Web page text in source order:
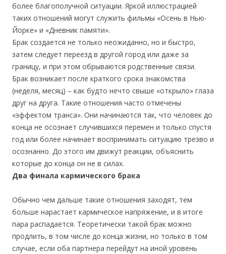
более благополучной ситуации. Яркой иллюстрацией
таких отношений могут служить фильмы «Осень в Нью-
Йорке» и «Дневник памяти».
Брак создается не только неожиданно, но и быстро,
затем следует переезд в другой город или даже за
границу, и при этом обрываются родственные связи.
Брак возникает после краткого срока знакомства
(неделя, месяц) – как будто нечто свыше «открыло» глаза
друг на друга. Такие отношения часто отмечены
«эффектом транса». Они начинаются так, что человек до
конца не осознает случившихся перемен и только спустя
год или более начинает воспринимать ситуацию трезво и
осознанно. До этого им движут реакции, объяснить
которые до конца он не в силах.
Два финала кармического брака
Обычно чем дальше такие отношения заходят, тем
больше нарастает кармическое напряжение, и в итоге
пара распадается. Теоретически такой брак можно
продлить, в том числе до конца жизни, но только в том
случае, если оба партнера перейдут на иной уровень